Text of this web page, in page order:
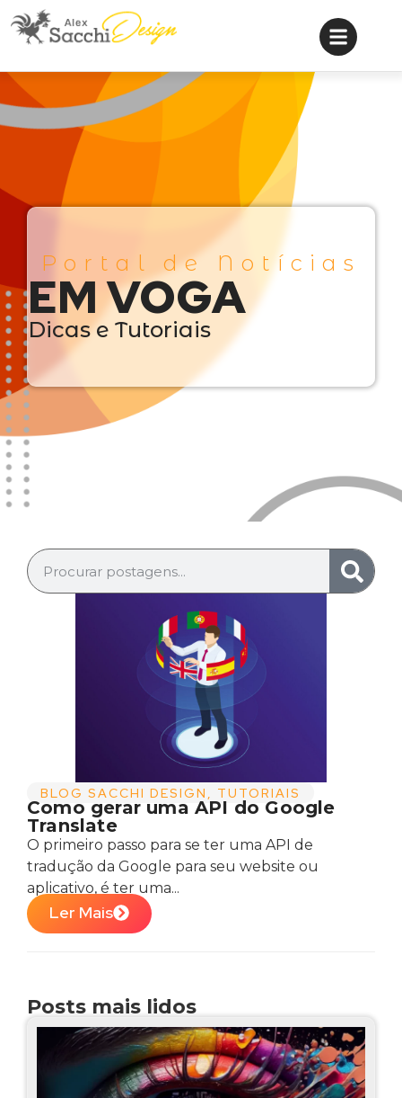
Portal de Notícias
EM VOGA
Dicas e Tutoriais
BLOG SACCHI DESIGN , TUTORIAIS
Como gerar uma API do Google
Translate
O primeiro passo para se ter uma API de
tradução da Google para seu website ou
aplicativo, é ter uma...
Ler Mais
Posts mais lidos